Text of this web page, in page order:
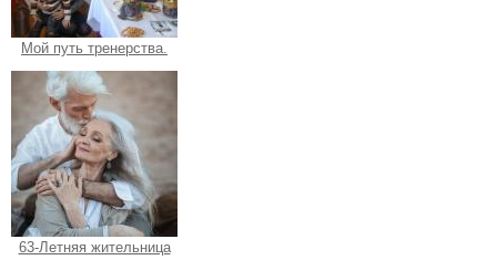
Мой путь тренерства.
63-Летняя жительница